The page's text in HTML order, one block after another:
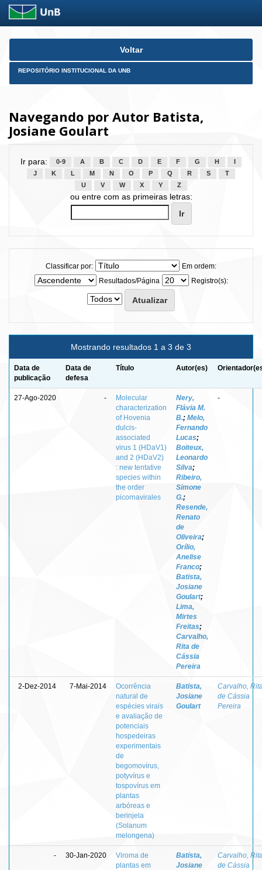
Skip
Voltar
REPOSITÓRIO INSTITUCIONAL DA UNB
Navegando por Autor Batista,
Josiane Goulart
Ir para: 0-9 A B C D E F G H
J
K L M N O P Q R S
T
U
V W X Y Z
ou entre com as primeiras letras:
Classificar por:
Em ordem:
Resultados/Página
Registro(s):
Mostrando resultados 1 a 3 de 3
Data de
publicação
Data de
defesa
Título Autor(es)
27-Ago-2020 -
Molecular
characterization
of Hovenia
dulcis-
associated
virus 1 (HDaV1)
and 2 (HDaV2)
: new tentative
species within
the order
picornavirales
Nery,
Flávia M.
B.; Melo,
Fernando
Lucas;
Boiteux,
Leonardo
Silva;
Ribeiro,
Simone
G.;
Resende,
Renato
de
Oliveira;
Orílio,
Anelise
Franco;
Batista,
Josiane
Goulart;
Lima,
Mirtes
Freitas;
Carvalho,
Rita de
Cássia
Pereira
-
2-Dez-2014 7-Mai-2014
Ocorrência
natural de
espécies virais
e avaliação de
potenciais
hospedeiras
experimentais
de
begomovírus,
potyvírus e
tospovírus em
plantas
arbóreas e
berinjela
(Solanum
melongena)
Batista,
Josiane
Goulart
Carvalho,
de Cássia
Pereira
- 30-Jan-2020
Viroma de
plantas em
Batista,
Josiane
Carvalho,
de Cássia